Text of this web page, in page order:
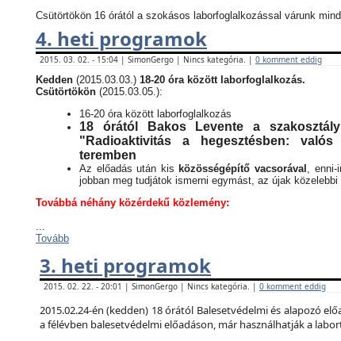
Csütörtökön 16 órától a szokásos laborfoglalkozással várunk
4. heti programok
2015. 03. 02. - 15:04 | SimonGergo | Nincs kategória. | 0 komment eddig
Kedden (2015.03.03.) 18-20 óra között laborfoglalkozás.
Csütörtökön (2015.03.05.):
16-20 óra között laborfoglalkozás
18 órától Bakos Levente a
"Radioaktivitás a hegesztésben:
teremben
Az előadás után kis közösségépítő vacsorával , enni-
jobban meg tudjátok ismerni egymást, az újak
Továbbá néhány közérdekű közlemény:
...
Tovább
3. heti programok
2015. 02. 22. - 20:01 | SimonGergo | Nincs kategória. | 0 komment eddig
2015.02.24-én (kedden) 18 órától Balesetvédelmi és alapozó
a félévben balesetvédelmi előadáson, már használhatják a